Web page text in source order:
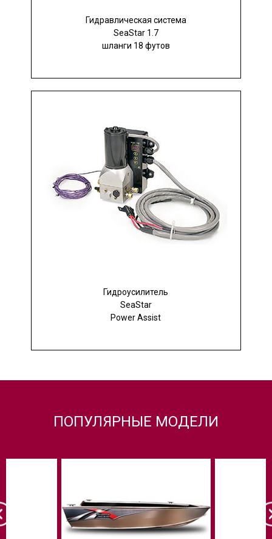
Гидравлическая система
SeaStar 1.7
шланги 18 футов
Гидроусилитель
SeaStar
Power Assist
ПОПУЛЯРНЫЕ МОДЕЛИ